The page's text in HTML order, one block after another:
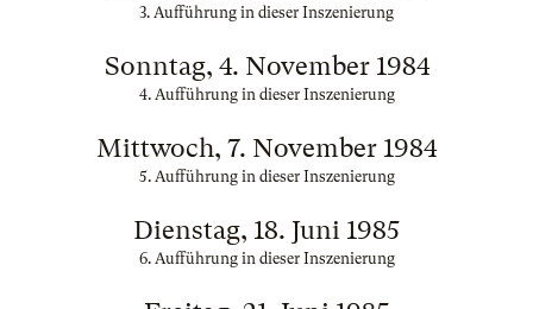
3. Aufführung in dieser Inszenierung
Sonntag, 4. November 1984
4. Aufführung in dieser Inszenierung
Mittwoch, 7. November 1984
5. Aufführung in dieser Inszenierung
Dienstag, 18. Juni 1985
6. Aufführung in dieser Inszenierung